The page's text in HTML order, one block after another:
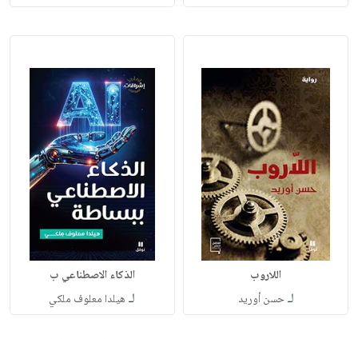
اللاروب
لـحسن أوريد
الذكاء الاصطناعي ب
لـ هيلدا معلوف ملكي